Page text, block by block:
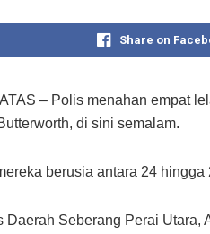
Share on
– Polis menahan empat
di sini semalam.
berusia antara 24
Daerah Seberang Perai Utara,